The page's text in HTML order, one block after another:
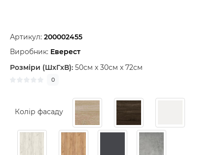
Артикул: 200002455
Виробник: Еверест
Розміри (ШxГxВ): 50см x 30см x 72см
0
Колір фасаду